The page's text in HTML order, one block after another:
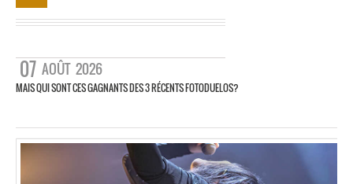
07 AOÛT 2026
MAIS QUI SONT CES GAGNANTS DES 3 RÉCENTS FOTODUELOS?